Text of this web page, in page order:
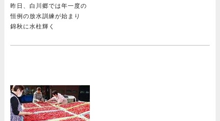
昨日、白川郷では年一度の
恒例の放水訓練が始まり
錦秋に水柱輝く